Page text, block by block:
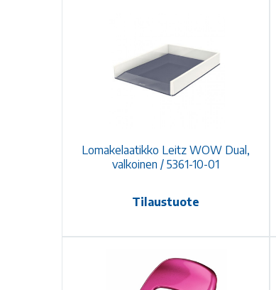
Lomakelaatikko Leitz WOW Dual,
valkoinen / 5361-10-01
Tilaustuote